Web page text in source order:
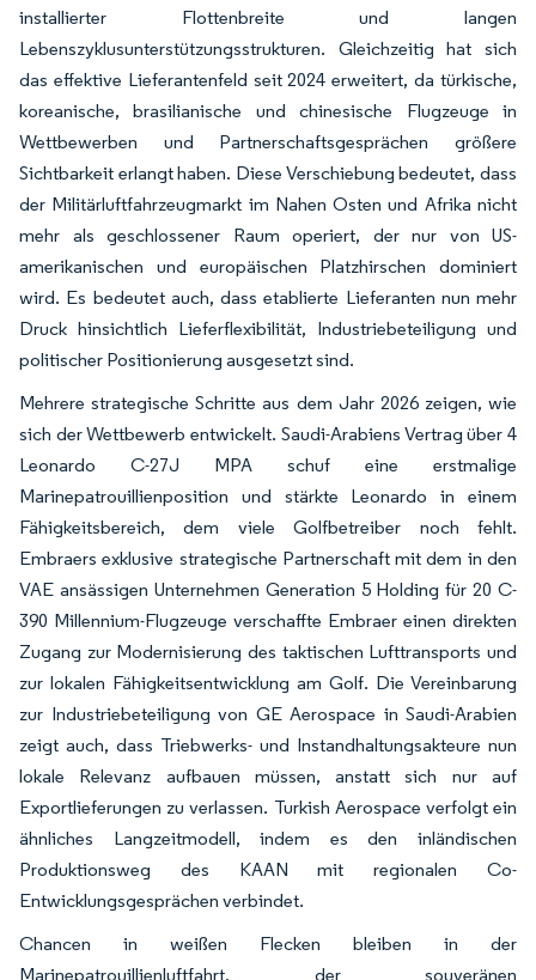
installierter Flottenbreite und langen
Lebenszyklusunterstützungsstrukturen. Gleichzeitig hat sich
das effektive Lieferantenfeld seit 2024 erweitert, da türkische,
koreanische, brasilianische und chinesische Flugzeuge in
Wettbewerben und Partnerschaftsgesprächen größere
Sichtbarkeit erlangt haben. Diese Verschiebung bedeutet, dass
der Militärluftfahrzeugmarkt im Nahen Osten und Afrika nicht
mehr als geschlossener Raum operiert, der nur von US-
amerikanischen und europäischen Platzhirschen dominiert
wird. Es bedeutet auch, dass etablierte Lieferanten nun mehr
Druck hinsichtlich Lieferflexibilität, Industriebeteiligung und
politischer Positionierung ausgesetzt sind.
Mehrere strategische Schritte aus dem Jahr 2026 zeigen, wie
sich der Wettbewerb entwickelt. Saudi-Arabiens Vertrag über 4
Leonardo C-27J MPA schuf eine erstmalige
Marinepatrouillienposition und stärkte Leonardo in einem
Fähigkeitsbereich, dem viele Golfbetreiber noch fehlt.
Embraers exklusive strategische Partnerschaft mit dem in den
VAE ansässigen Unternehmen Generation 5 Holding für 20 C-
390 Millennium-Flugzeuge verschaffte Embraer einen direkten
Zugang zur Modernisierung des taktischen Lufttransports und
zur lokalen Fähigkeitsentwicklung am Golf. Die Vereinbarung
zur Industriebeteiligung von GE Aerospace in Saudi-Arabien
zeigt auch, dass Triebwerks- und Instandhaltungsakteure nun
lokale Relevanz aufbauen müssen, anstatt sich nur auf
Exportlieferungen zu verlassen. Turkish Aerospace verfolgt ein
ähnliches Langzeitmodell, indem es den inländischen
Produktionsweg des KAAN mit regionalen Co-
Entwicklungsgesprächen verbindet.
Chancen in weißen Flecken bleiben in der
Marinepatrouillienluftfahrt, der souveränen